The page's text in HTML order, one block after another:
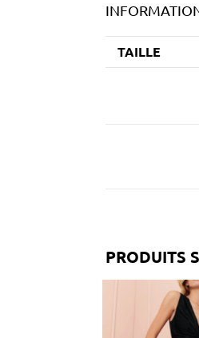
TAILLE
PRODUITS